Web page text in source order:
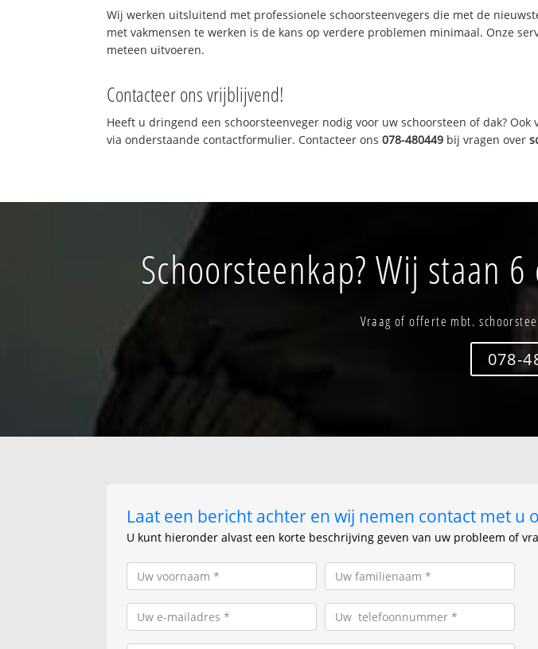
Wij werken uitsluitend met professionele schoorsteenvegers die met de
met vakmensen te werken is de kans op verdere problemen minimaal. Onze
meteen uitvoeren.
Contacteer ons vrijblijvend!
Heeft u dringend een schoorsteenveger nodig voor uw schoorsteen of dak?
via onderstaande contactformulier. Contacteer ons078-480449 bij vragen over
Schoorsteenkap? Wij staan
Vraag of offerte mbt.
078-
Laat een bericht achter en wij nemen contact met u
U kunt hieronder alvast een korte beschrijving geven van uw probleem of